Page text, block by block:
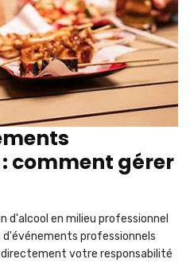
comment gérer
d'alcool en milieu professionnel
d'événements professionnels
directement votre responsabilité